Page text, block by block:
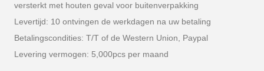
versterkt met houten geval voor buitenverpakking
Levertijd: 10 ontvingen de werkdagen na uw betaling
Betalingscondities: T/T of de Western Union, Paypal
Levering vermogen: 5,000pcs per maand